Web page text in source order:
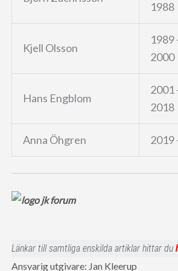
1988
Kjell Olsson
1989
2000
Hans Engblom
2001
2018
Anna Öhgren 2019
Länkar till samtliga enskilda artiklar hittar du
Ansvarig utgivare: Jan Kleerup